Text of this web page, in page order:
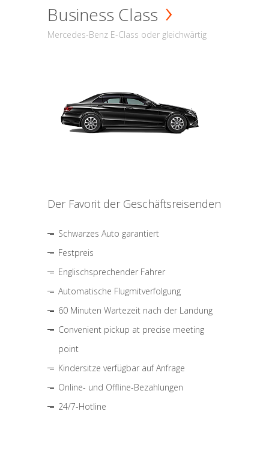
Business Class
Mercedes-Benz E-Class oder gleichwärtig
Der Favorit der Geschäftsreisenden
Schwarzes Auto garantiert
Festpreis
Englischsprechender Fahrer
Automatische Flugmitverfolgung
60 Minuten Wartezeit nach der Landung
Convenient pickup at precise meeting
point
Kindersitze verfügbar auf Anfrage
Online- und Offline-Bezahlungen
24/7-Hotline